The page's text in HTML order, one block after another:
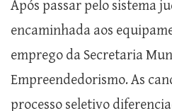
Após passar pelo sistema
encaminhada aos
emprego da Secretaria
Empreendedorismo. As
processo seletivo